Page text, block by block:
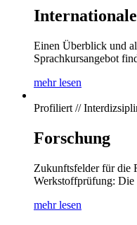
Einen Überblick und
Sprachkursangebot
mehr lesen
Profiliert //
Forschung
Zukunftsfelder für die
Werkstoffprüfung: Die
mehr lesen